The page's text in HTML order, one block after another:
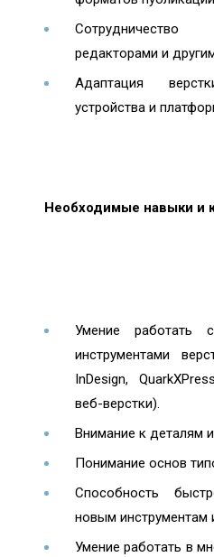
редакторами и
Адаптация
устройства и
Необходимые навыки и
Умение работать
инструментами
InDesign,
веб-верстки).
Внимание к деталям
Понимание основ
Способность
новым инструментам
Умение работать в